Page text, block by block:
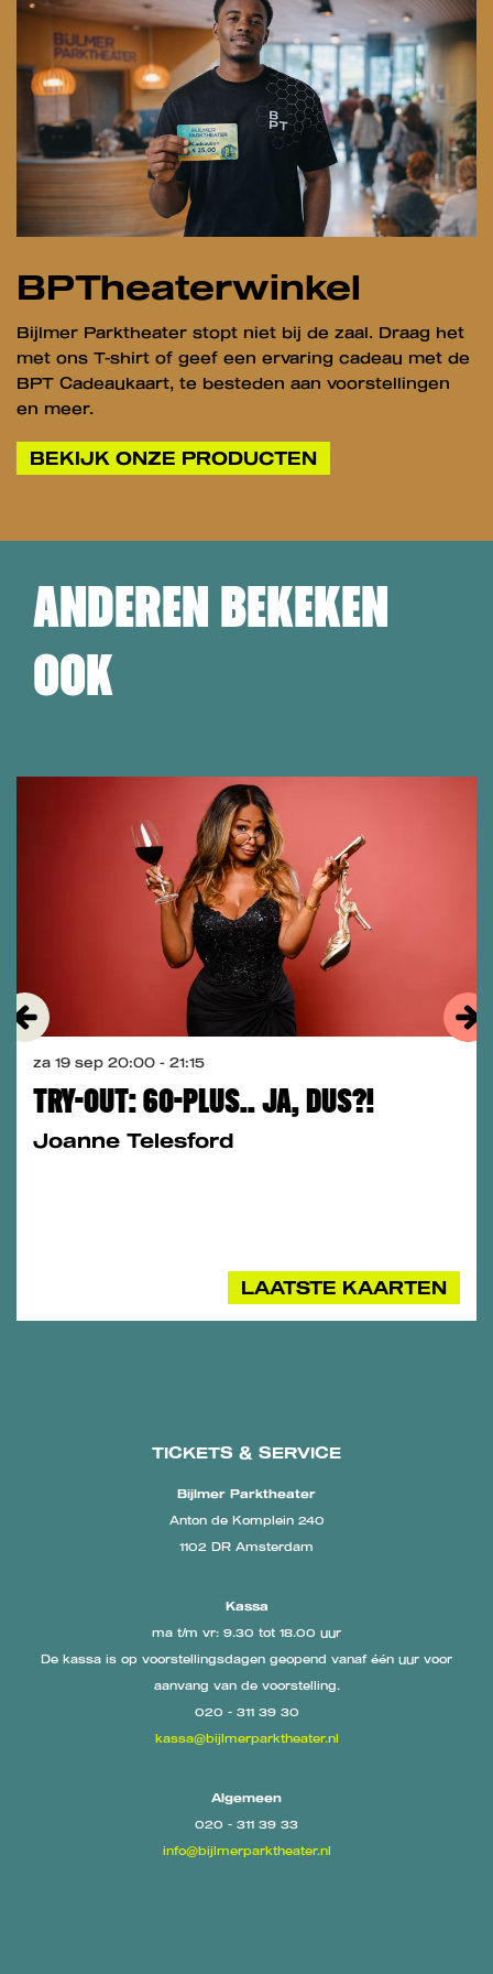
BPTheaterwinkel
Bijlmer Parktheater stopt niet bij de zaal. Draag het
met ons T-shirt of geef een ervaring cadeau met de
BPT Cadeaukaart, te besteden aan voorstellingen
en meer.
BEKIJK ONZE PRODUCTEN
ANDEREN BEKEKEN
OOK
TRY-OUT: 60-PLUS.. JA, DUS?!
Joanne Telesford
za 19 sep 20:00 - 21:15
LAATSTE KAARTEN
TICKETS & SERVICE
Bijlmer Parktheater
Anton de Komplein 240
1102 DR Amsterdam
Kassa
ma t/m vr: 9.30 tot 18.00 uur
De kassa is op voorstellingsdagen geopend vanaf één uur voor
aanvang van de voorstelling.
020 - 311 39 30
kassa@bijlmerparktheater.nl
Algemeen
020 - 311 39 33
info@bijlmerparktheater.nl